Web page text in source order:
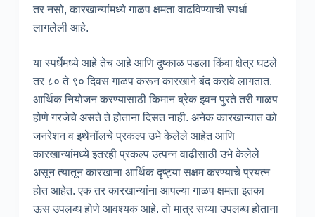
तर नसो, कारखान्यांमध्ये गाळप क्षमता वाढविण्याची स्पर्धा
लागलेली आहे.
या स्पर्धेमध्ये आहे तेच आहे आणि दुष्काळ पडला किंवा क्षेत्र घटले
तर ८० ते ९० दिवस गाळप करून कारखाने बंद करावे लागतात.
आर्थिक नियोजन करण्यासाठी किमान ब्रेक इवन पुरते तरी गाळप
होणे गरजेचे असते ते होताना दिसत नाही. अनेक कारखान्यात को
जनरेशन व इथेनॉलचे प्रकल्प उभे केलेले आहेत आणि
कारखान्यांमध्ये इतरही प्रकल्प उत्पन्न वाढीसाठी उभे केलेले
असून त्यातून कारखाना आर्थिक दृष्ट्या सक्षम करण्याचे प्रयत्न
होत आहेत. एक तर कारखान्यांना आपल्या गाळप क्षमता इतका
ऊस उपलब्ध होणे आवश्यक आहे. तो मात्र सध्या उपलब्ध होताना